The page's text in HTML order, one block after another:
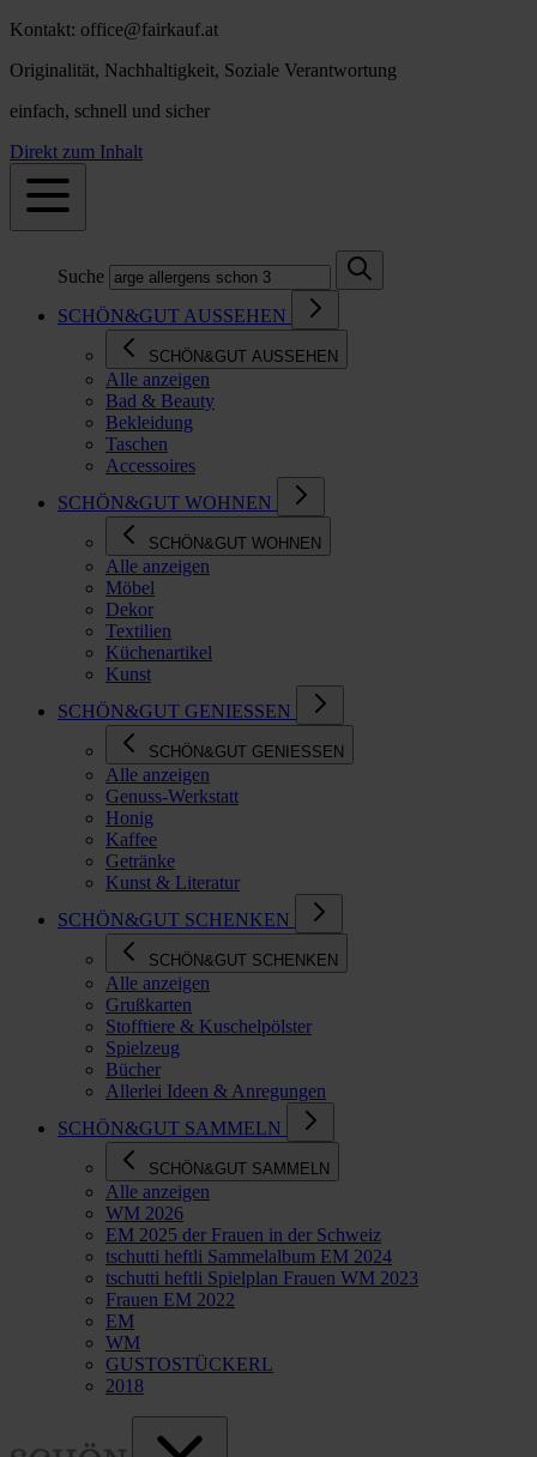
Kontakt: office@fairkauf.at
Originalität, Nachhaltigkeit, Soziale Verantwortung
einfach, schnell und sicher
Direkt zum Inhalt
Suche
SCHÖN&GUT AUSSEHEN
SCHÖN&GUT AUSSEHEN
Alle anzeigen
Bad & Beauty
Bekleidung
Taschen
Accessoires
SCHÖN&GUT WOHNEN
SCHÖN&GUT WOHNEN
Alle anzeigen
Möbel
Dekor
Textilien
Küchenartikel
Kunst
SCHÖN&GUT GENIESSEN
SCHÖN&GUT GENIESSEN
Alle anzeigen
Genuss-Werkstatt
Honig
Kaffee
Getränke
Kunst & Literatur
SCHÖN&GUT SCHENKEN
SCHÖN&GUT SCHENKEN
Alle anzeigen
Grußkarten
Stofftiere & Kuschelpölster
Spielzeug
Bücher
Allerlei Ideen & Anregungen
SCHÖN&GUT SAMMELN
SCHÖN&GUT SAMMELN
Alle anzeigen
WM 2026
EM 2025 der Frauen in der Schweiz
tschutti heftli Sammelalbum EM 2024
tschutti heftli Spielplan Frauen WM 2023
Frauen EM 2022
EM
WM
GUSTOSTÜCKERL
2018